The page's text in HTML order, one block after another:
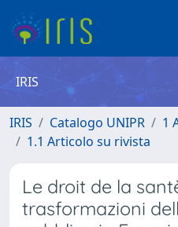
IRIS
IRIS Catalogo UNIPR
1
1.1 Articolo su rivista
Le droit de la
trasformazioni